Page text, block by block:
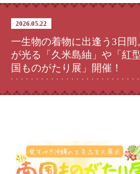
2026.05.22
一生物の着物に出逢う3日
が光る「久米島紬」や「紅
国ものがたり展」開催！